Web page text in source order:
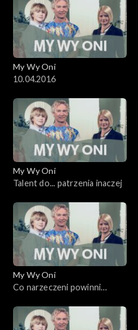
My Wy Oni
10.04.2016
My Wy Oni
Talent do... patrzenia inaczej
My Wy Oni
Co narzeczeni powinni
ślubem